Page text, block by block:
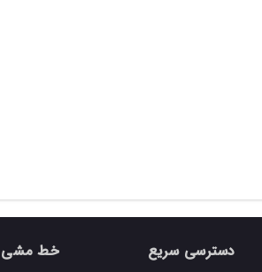
دسترسی سریع خط مشی